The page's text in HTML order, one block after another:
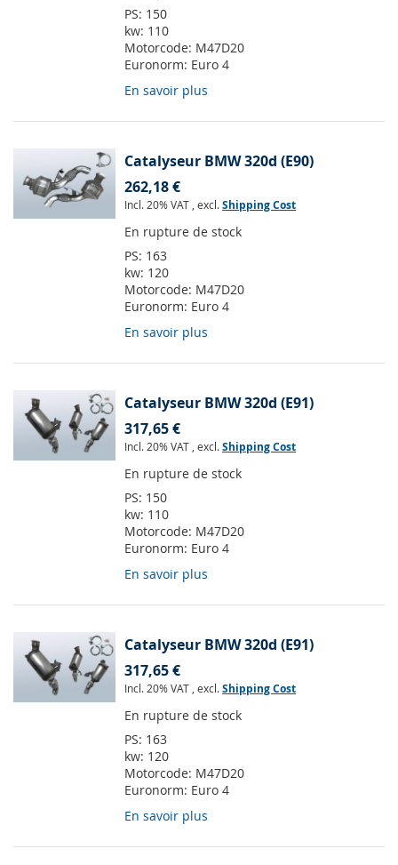
PS: 150
kw: 110
Motorcode: M47D20
Euronorm: Euro 4
En savoir plus
Catalyseur BMW 320d (E90)
262,18 €
Incl. 20% VAT , excl.Shipping Cost
En rupture de stock
PS: 163
kw: 120
Motorcode: M47D20
Euronorm: Euro 4
En savoir plus
Catalyseur BMW 320d (E91)
317,65 €
Incl. 20% VAT , excl.Shipping Cost
En rupture de stock
PS: 150
kw: 110
Motorcode: M47D20
Euronorm: Euro 4
En savoir plus
Catalyseur BMW 320d (E91)
317,65 €
Incl. 20% VAT , excl.Shipping Cost
En rupture de stock
PS: 163
kw: 120
Motorcode: M47D20
Euronorm: Euro 4
En savoir plus